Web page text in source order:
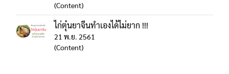
(Content)
ไก่ตุ๋นยาจีนทำเองได้ไม่ยาก !!!
21 พ.ย. 2561
(Content)